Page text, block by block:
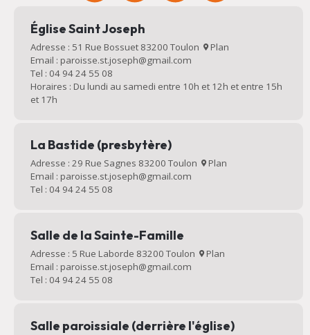
Église Saint Joseph
Adresse : 51 Rue Bossuet 83200 Toulon
Plan
Email : paroisse.st.joseph@gmail.com
Tel : 04 94 24 55 08
Horaires : Du lundi au samedi entre 10h et 12h et entre 15h
et 17h
La Bastide (presbytère)
Adresse : 29 Rue Sagnes 83200 Toulon
Plan
Email : paroisse.st.joseph@gmail.com
Tel : 04 94 24 55 08
Salle de la Sainte-Famille
Adresse : 5 Rue Laborde 83200 Toulon
Plan
Email : paroisse.st.joseph@gmail.com
Tel : 04 94 24 55 08
Salle paroissiale (derrière l'église)